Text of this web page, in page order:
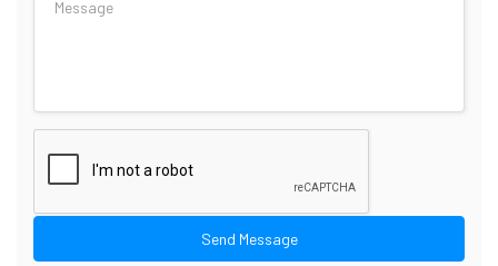
Send Message